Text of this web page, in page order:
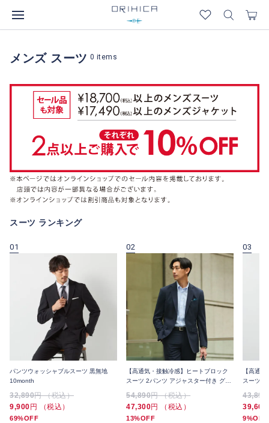
メンズ スーツ 0 items
スーツ ランキング
01
パンツウォッシャブルスーツ 黒無地
10month
32,890円 （税込）
9,900 円 （税込）
69%OFF
02
【高通気・接触冷感】ヒートブロック
スーツ 2パンツ アジャスター付き グレ
ンチェック 2つボタン
54,890円 （税込）
47,300円 （税込）
13%OFF
03
【高通
スーツ
43,890
39,600
9%OFF